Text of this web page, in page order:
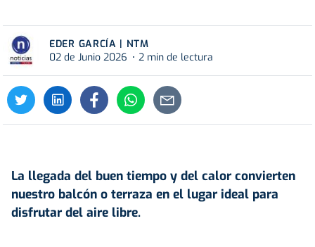
EDER GARCÍA | NTM
02 de Junio 2026
2 min de lectura
La llegada del buen tiempo y del calor convierten
nuestro balcón o terraza en el lugar ideal para
disfrutar del aire libre.